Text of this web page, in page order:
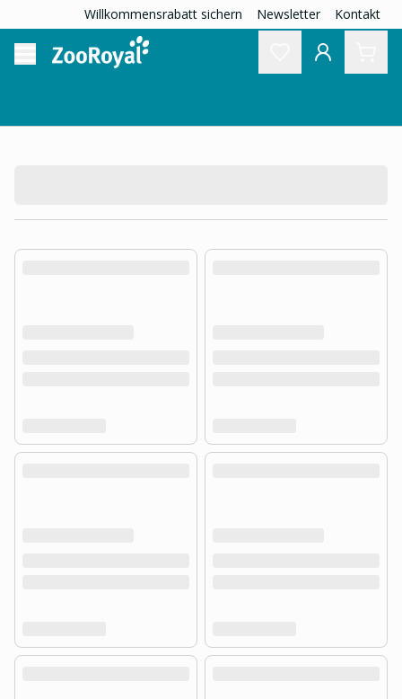
Willkommensrabatt sichern Newsletter Kontakt